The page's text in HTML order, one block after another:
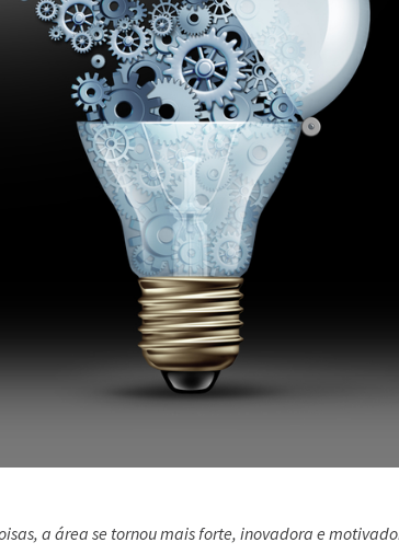
a área se tornou mais forte, inovadora e